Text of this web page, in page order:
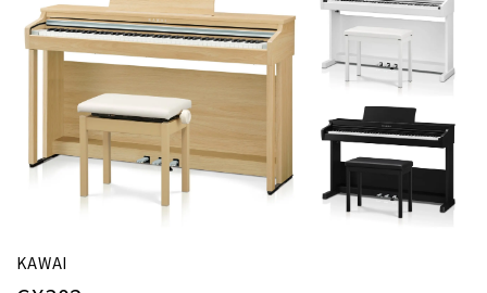
KAWAI